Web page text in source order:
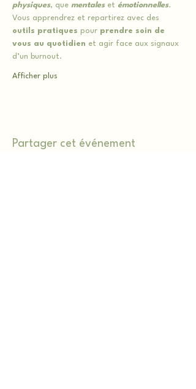
physiques, que mentales et émotionnelles.
Vous apprendrez et repartirez avec des
outils pratiques pour prendre soin de
vous au quotidien et agir face aux signaux
d’un burnout.
Afficher plus
Partager cet événement